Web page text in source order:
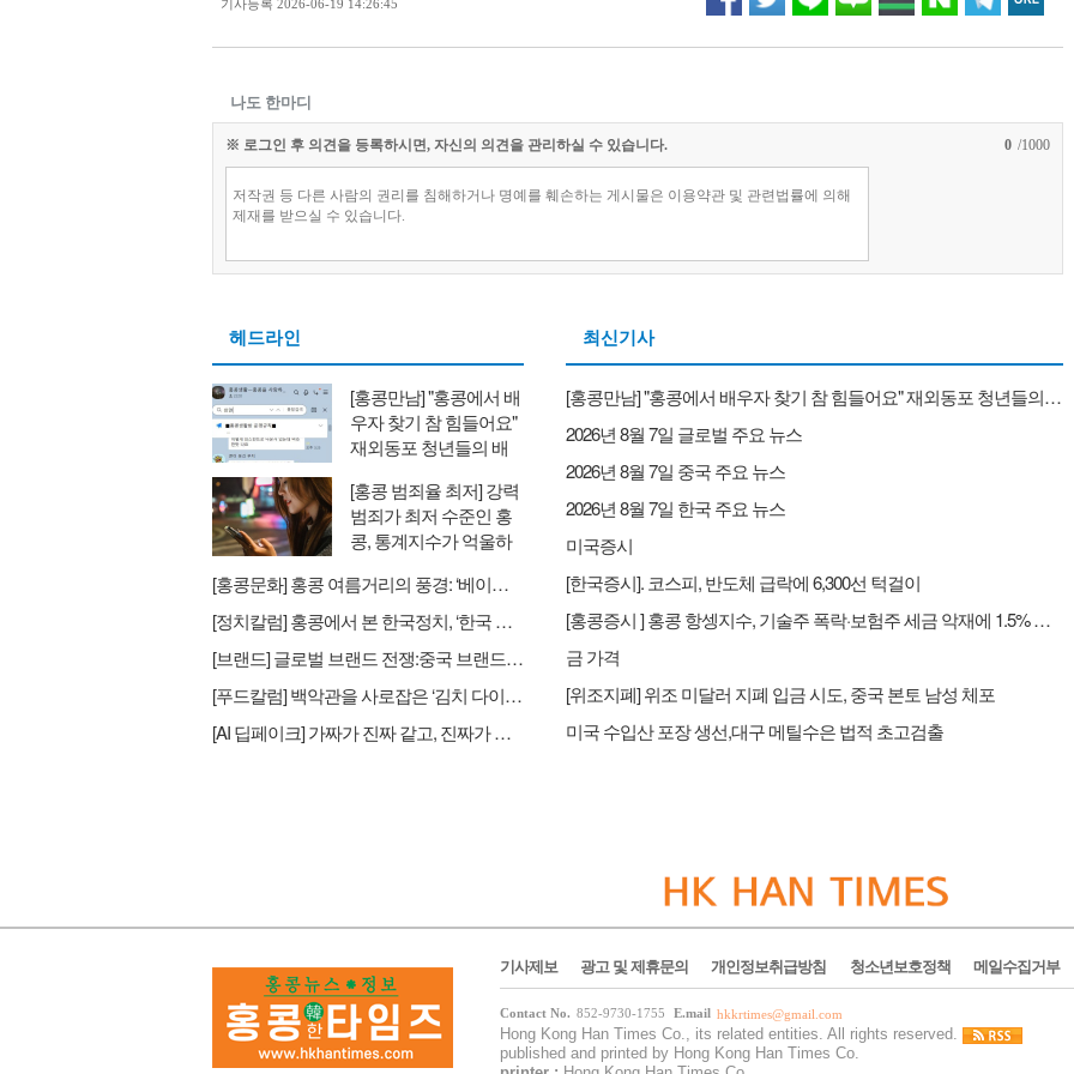
기사등록 2026-06-19 14:26:45
나도 한마디
※ 로그인 후 의견을 등록하시면, 자신의 의견을 관리하실 수 있습니다. 0 /1000
헤드라인
[홍콩만남] "홍콩에서 배
우자 찾기 참 힘들어요"
재외동포 청년들의 배
안
[홍콩 범죄율 최저] 강력
범죄가 최저 수준인 홍
콩, 통계지수가 억울하
[홍콩문화] 홍콩 여름거리의 풍경: ‘베이징 비키니’
[정치칼럼] 홍콩에서 본 한국정치, ‘한국 정치인들의 싸움이 날마다 헤드라인’
[브랜드] 글로벌 브랜드 전쟁:중국 브랜드의 습격 스타벅스→럭킨커피
[푸드칼럼] 백악관을 사로잡은 ‘김치 다이어트’ : K-Food, 맛을 넘어 ‘헬스케어’로 진화하다
[AI 딥페이크] 가짜가 진짜 같고, 진짜가 가짜 같은 세상: AI 투명성 법제화의 시대
최신기사
[홍콩만남] "홍콩에서 배우자 찾기 참 힘들어요" 재외동포 청년들의 배우자 찾기와 새로운 대안
2026년 8월 7일 글로벌 주요 뉴스
2026년 8월 7일 중국 주요 뉴스
2026년 8월 7일 한국 주요 뉴스
미국증시
[한국증시]. 코스피, 반도체 급락에 6,300선 턱걸이
[홍콩증시 ] 홍콩 항셍지수, 기술주 폭락·보험주 세금 악재에 1.5% 하락
금 가격
[위조지폐] 위조 미달러 지폐 입금 시도, 중국 본토 남성 체포
미국 수입산 포장 생선,대구 메틸수은 법적 초고검출
기사제보 광고 및 제휴문의 개인정보취급방침 청소년보호정책 메일수집거부
Contact No. 852-9730-1755 E.mail hkkrtimes@gmail.com
Hong Kong Han Times Co., its related entities. All rights reserved.
published and printed by Hong Kong Han Times Co.